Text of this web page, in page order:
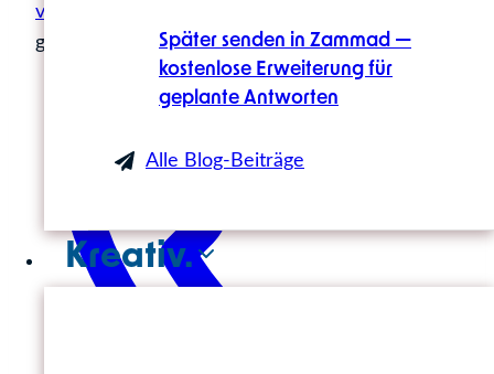
Später senden in Zammad —
kostenlose Erweiterung für
geplante Antworten
Alle Blog-Beiträge
Kreativ.
vom 9. Mai 2025
geschrieben. Jetzt nachlesen!